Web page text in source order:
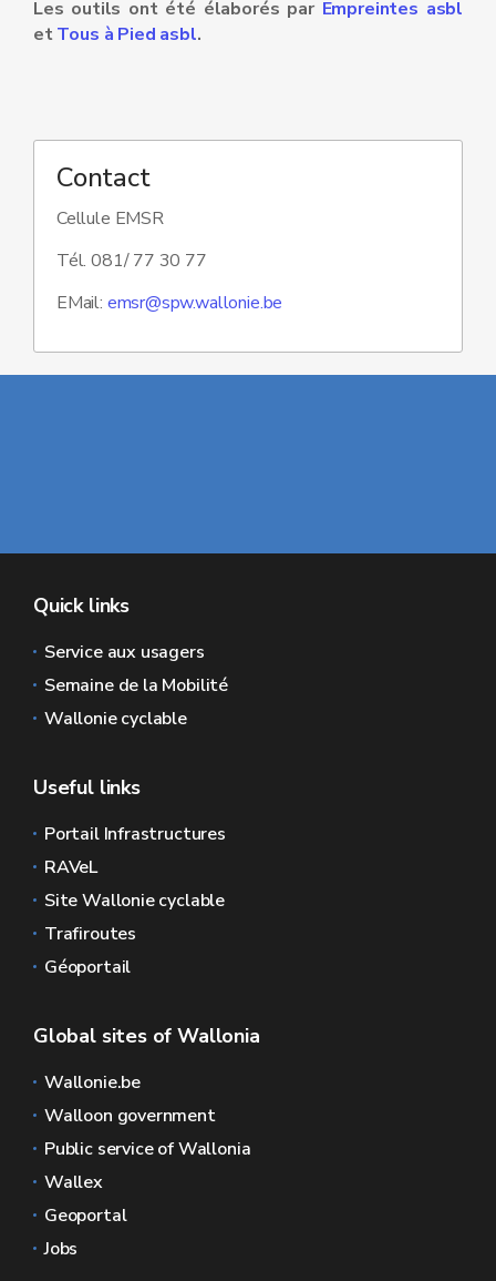
Les outils ont été élaborés par Empreintes asbl
etTous à Pied asbl.
Contact
Cellule EMSR
Tél. 081/ 77 30 77
EMail: emsr@spw.wallonie.be
Quick links
Service aux usagers
Semaine de la Mobilité
Wallonie cyclable
Useful links
Portail Infrastructures
RAVeL
Site Wallonie cyclable
Trafiroutes
Géoportail
Global sites of Wallonia
Wallonie.be
Walloon government
Public service of Wallonia
Wallex
Geoportal
Jobs